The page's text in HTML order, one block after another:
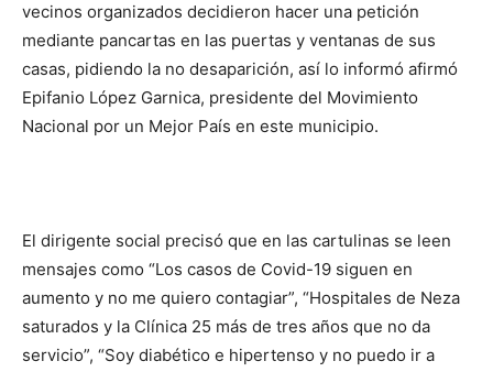
vecinos organizados decidieron hacer una petición
mediante pancartas en las puertas y ventanas de sus
casas, pidiendo la no desaparición, así lo informó afirmó
Epifanio López Garnica, presidente del Movimiento
Nacional por un Mejor País en este municipio.
El dirigente social precisó que en las cartulinas se leen
mensajes como “Los casos de Covid-19 siguen en
aumento y no me quiero contagiar”, “Hospitales de Neza
saturados y la Clínica 25 más de tres años que no da
servicio”, “Soy diabético e hipertenso y no puedo ir a